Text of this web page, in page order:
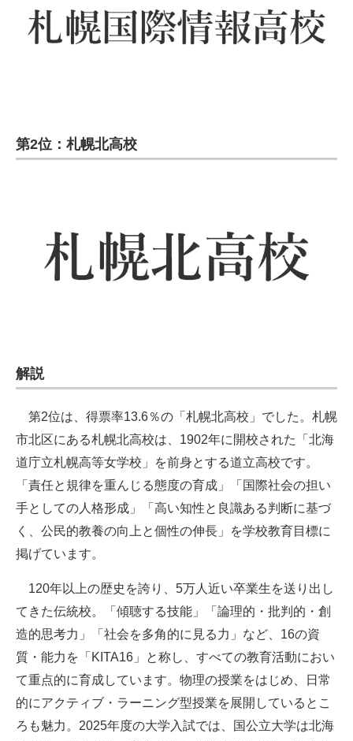
第2位：札幌北高校
解説
第2位は、得票率13.6％の「札幌北高校」でした。札幌
市北区にある札幌北高校は、1902年に開校された「北海
道庁立札幌高等女学校」を前身とする道立高校です。
「責任と規律を重んじる態度の育成」「国際社会の担い
手としての人格形成」「高い知性と良識ある判断に基づ
く、公民的教養の向上と個性の伸長」を学校教育目標に
掲げています。
120年以上の歴史を誇り、5万人近い卒業生を送り出し
てきた伝統校。「傾聴する技能」「論理的・批判的・創
造的思考力」「社会を多角的に見る力」など、16の資
質・能力を「KITA16」と称し、すべての教育活動におい
て重点的に育成しています。物理の授業をはじめ、日常
的にアクティブ・ラーニング型授業を展開しているとこ
ろも魅力。2025年度の大学入試では、国公立大学は北海